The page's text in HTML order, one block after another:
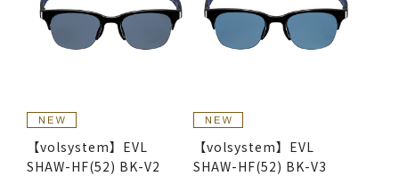
【volsystem】EVL
SHAW-HF(52) BK-V2
【volsystem】EVL
SHAW-HF(52) BK-V3